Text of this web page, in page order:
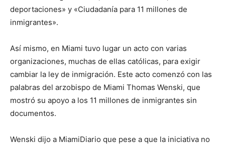
deportaciones» y «Ciudadanía para 11 millones de
inmigrantes».
Así mismo, en Miami tuvo lugar un acto con varias
organizaciones, muchas de ellas católicas, para exigir
cambiar la ley de inmigración. Este acto comenzó con las
palabras del arzobispo de Miami Thomas Wenski, que
mostró su apoyo a los 11 millones de inmigrantes sin
documentos.
Wenski dijo a MiamiDiario que pese a que la iniciativa no